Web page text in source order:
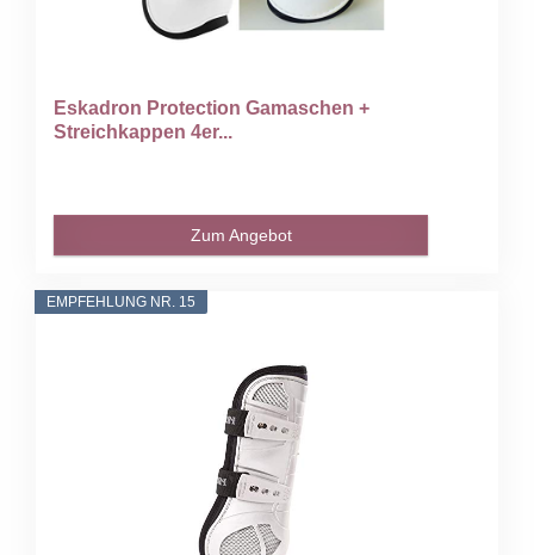
Eskadron Protection Gamaschen +
Streichkappen 4er...
Zum Angebot
EMPFEHLUNG NR. 15